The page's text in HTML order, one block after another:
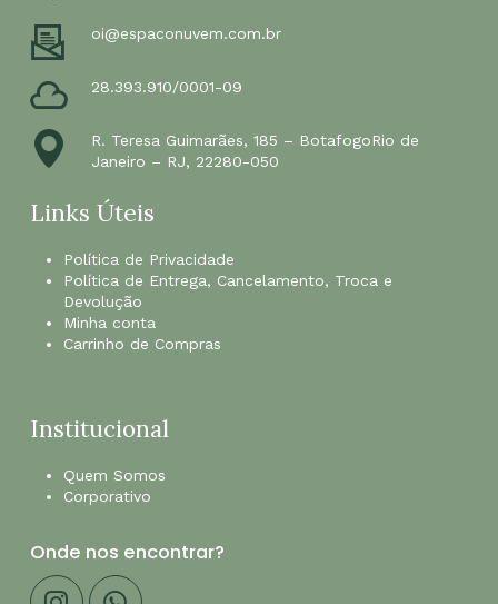
oi@espaconuvem.com.br
28.393.910/0001-09
R. Teresa Guimarães, 185 – BotafogoRio de
Janeiro – RJ, 22280-050
Links Úteis
Política de Privacidade
Política de Entrega, Cancelamento, Troca e
Devolução
Minha conta
Carrinho de Compras
Institucional
Quem Somos
Corporativo
Onde nos encontrar?